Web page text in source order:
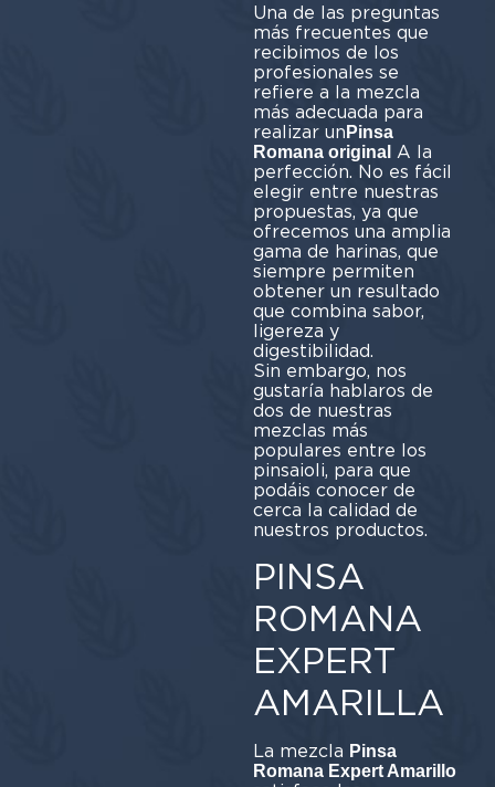
Una de las preguntas
más frecuentes que
recibimos de los
profesionales se
refiere a la mezcla
más adecuada para
realizar un Pinsa
Romana original A la
perfección. No es fácil
elegir entre nuestras
propuestas, ya que
ofrecemos una amplia
gama de harinas, que
siempre permiten
obtener un resultado
que combina sabor,
ligereza y
digestibilidad.
Sin embargo, nos
gustaría hablaros de
dos de nuestras
mezclas más
populares entre los
pinsaioli, para que
podáis conocer de
cerca la calidad de
nuestros productos.
PINSA
ROMANA
EXPERT
AMARILLA
La mezcla Pinsa
Romana Expert Amarillo